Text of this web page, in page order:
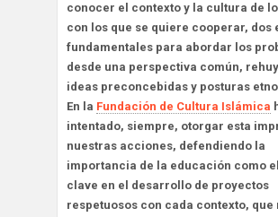
conocer el contexto y la cultura de
con los que se quiere cooperar, dos
fundamentales para abordar los
desde una perspectiva común,
ideas preconcebidas y posturas
En la Fundación de Cultura Islámica
intentado, siempre, otorgar esta
nuestras acciones, defendiendo la
importancia de la educación como
clave en el desarrollo de proyectos
respetuosos con cada contexto, que